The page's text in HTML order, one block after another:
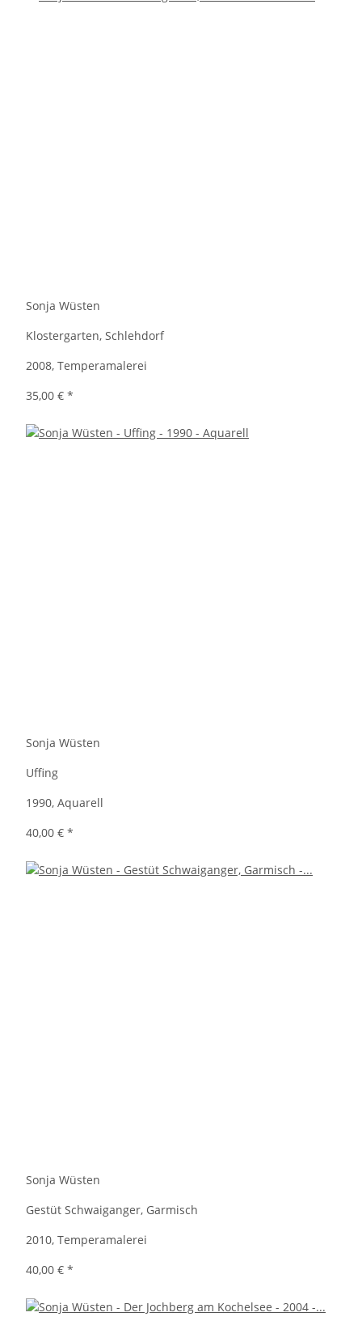
Sonja Wüsten
Klostergarten, Schlehdorf
2008, Temperamalerei
35,00 € *
Sonja Wüsten
Uffing
1990, Aquarell
40,00 € *
Sonja Wüsten
Gestüt Schwaiganger, Garmisch
2010, Temperamalerei
40,00 € *